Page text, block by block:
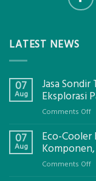
LATEST NEWS
07
Aug
Jasa
Eksplorasi
Comments Offon
07
Aug
Eco-Cooler
Comments Offon